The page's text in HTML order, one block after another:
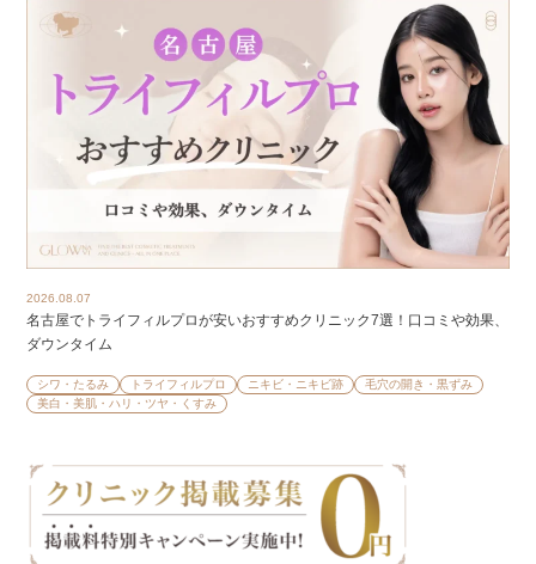
2026.08.07
名古屋でトライフィルプロが安いおすすめクリニック7選！口コミや効果、
ダウンタイム
シワ・たるみ トライフィルプロ ニキビ・ニキビ跡
毛穴の開き・黒ずみ
美白・美肌・ハリ・ツヤ・くすみ